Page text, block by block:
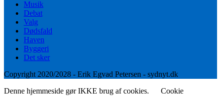
Musik
Debat
Valg
Dødsfald
Haven
Byggeri
Det sker
Copyright 2020/2028 - Erik Egvad Petersen - sydnyt.dk
Denne hjemmeside gør IKKE brug af cookies.
Cookie